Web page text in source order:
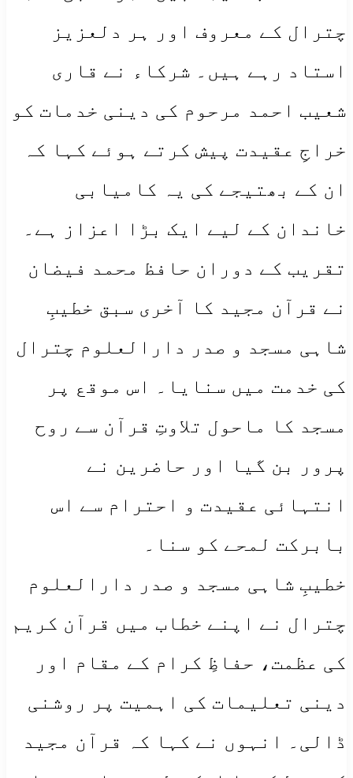
چترال کے معروف اور ہر دلعزیز
استاد رہے ہیں۔ شرکاء نے قاری
شعیب احمد مرحوم کی دینی خدمات کو
خراجِ عقیدت پیش کرتے ہوئے کہا کہ
ان کے بھتیجے کی یہ کامیابی
خاندان کے لیے ایک بڑا اعزاز ہے۔
تقریب کے دوران حافظ محمد فیضان
نے قرآن مجید کا آخری سبق خطیبِ
شاہی مسجد و صدر دارالعلوم چترال
کی خدمت میں سنایا۔ اس موقع پر
مسجد کا ماحول تلاوتِ قرآن سے روح
پرور بن گیا اور حاضرین نے
انتہائی عقیدت و احترام سے اس
بابرکت لمحے کو سنا۔
خطیبِ شاہی مسجد و صدر دارالعلوم
چترال نے اپنے خطاب میں قرآن کریم
کی عظمت، حفاظِ کرام کے مقام اور
دینی تعلیمات کی اہمیت پر روشنی
ڈالی۔ انہوں نے کہا کہ قرآن مجید